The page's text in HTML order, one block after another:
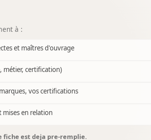
à :
et maîtres d'ouvrage
métier, certification)
vos certifications
en relation
fiche est deja pre-remplie.